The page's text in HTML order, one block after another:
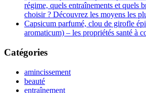
régime, quels entraînements et quels
choisir ? Découvrez les moyens les
Capsicum parfumé, clou de girofle
aromaticum) – les propriétés santé à
Catégories
amincissement
beauté
entraînement